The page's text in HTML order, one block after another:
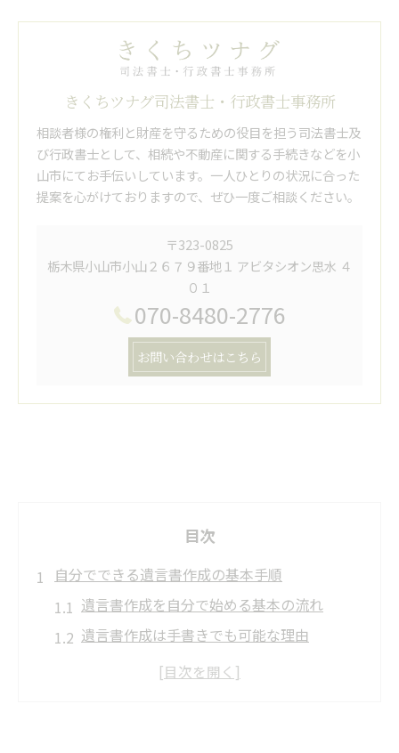
きくちツナグ司法書士・行政書士事務所
相談者様の権利と財産を守るための役目を担う司法書士及
び行政書士として、相続や不動産に関する手続きなどを小
山市にてお手伝いしています。一人ひとりの状況に合った
提案を心がけておりますので、ぜひ一度ご相談ください。
〒323-0825
栃木県小山市小山２６７９番地１ アビタシオン思水 ４
０１
070-8480-2776
お問い合わせはこちら
目次
自分でできる遺言書作成の基本手順
遺言書作成を自分で始める基本の流れ
遺言書作成は手書きでも可能な理由
自筆で遺言書を作成する際の必須項目